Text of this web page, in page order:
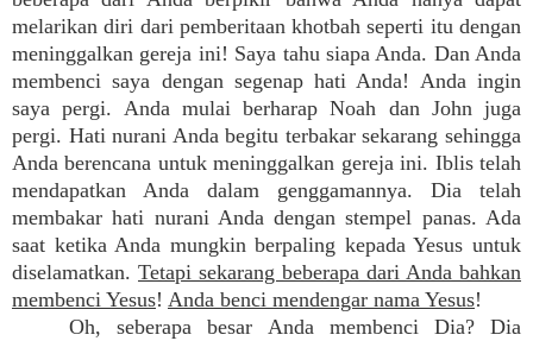
melarikan diri dari pemberitaan khotbah seperti itu dengan
meninggalkan gereja ini! Saya tahu siapa Anda. Dan Anda
membenci saya dengan segenap hati Anda! Anda ingin
saya pergi. Anda mulai berharap Noah dan John juga
pergi. Hati nurani Anda begitu terbakar sekarang sehingga
Anda berencana untuk meninggalkan gereja ini. Iblis telah
mendapatkan Anda dalam genggamannya. Dia telah
membakar hati nurani Anda dengan stempel panas. Ada
saat ketika Anda mungkin berpaling kepada Yesus untuk
diselamatkan. Tetapi sekarang beberapa dari Anda bahkan
membenci Yesus! Anda benci mendengar nama Yesus!
Oh, seberapa besar Anda membenci Dia? Dia